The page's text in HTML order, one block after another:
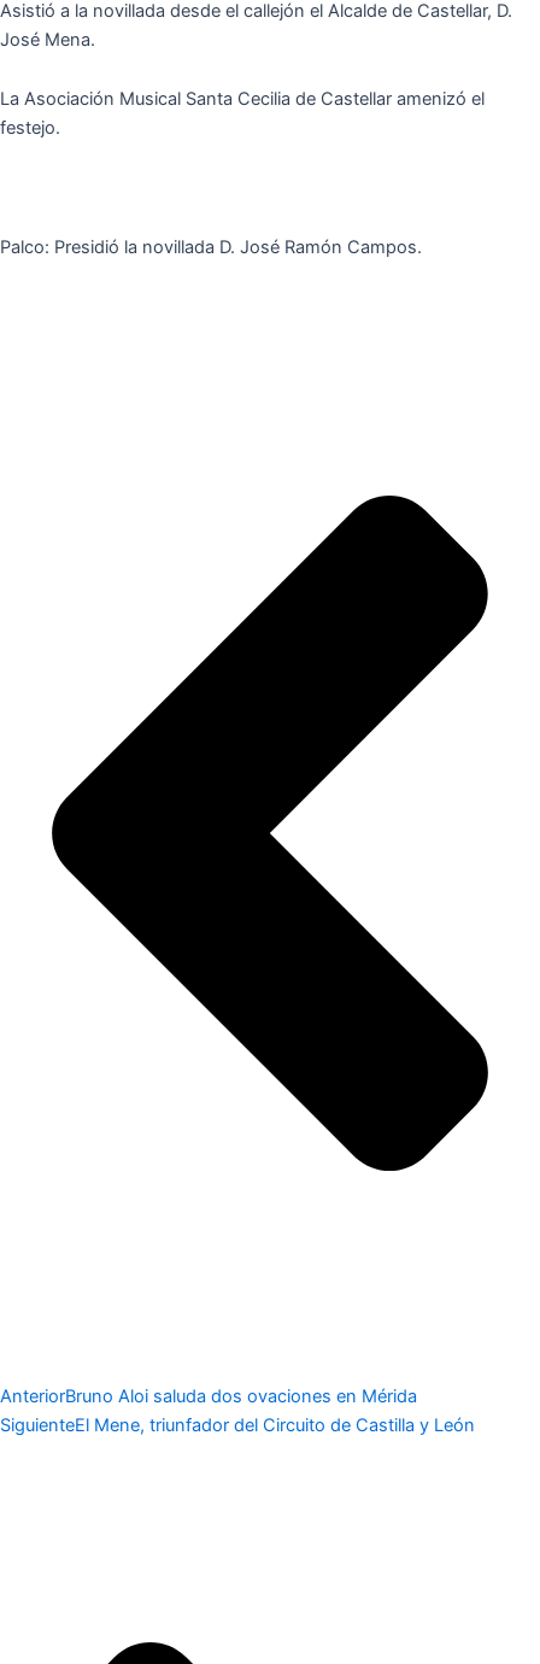
Asistió a la novillada desde el callejón el Alcalde de Castellar, D.
José Mena.
La Asociación Musical Santa Cecilia de Castellar amenizó el
festejo.
Palco: Presidió la novillada D. José Ramón Campos.
AnteriorBruno Aloi saluda dos ovaciones en Mérida
SiguienteEl Mene, triunfador del Circuito de Castilla y León